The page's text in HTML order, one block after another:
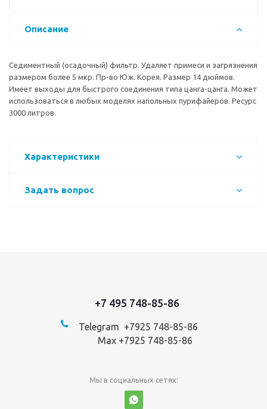
Описание
Седиментный (осадочный) фильтр. Удаляет примеси и загрязнения
размером более 5 мкр. Пр-во Юж. Корея. Размер 14 дюймов.
Имеет выходы для быстрого соединения типа цанга-цанга. Может
использоваться в любых моделях напольных пурифайеров. Ресурс
3000 литров.
Характеристики
Задать вопрос
+7 495 748-85-86
Telegram +7925 748-85-86
Max +7925 748-85-86
Мы в социальных сетях: